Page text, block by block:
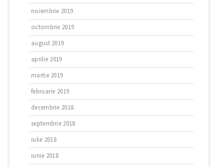
noiembrie 2019
octombrie 2019
august 2019
aprilie 2019
martie 2019
februarie 2019
decembrie 2018
septembrie 2018
iulie 2018
iunie 2018